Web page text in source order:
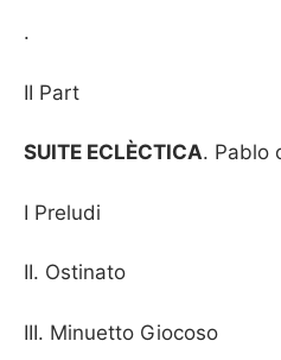
.
II Part
SUITE ECLÈCTICA. Pablo
I Preludi
II. Ostinato
III. Minuetto Giocoso